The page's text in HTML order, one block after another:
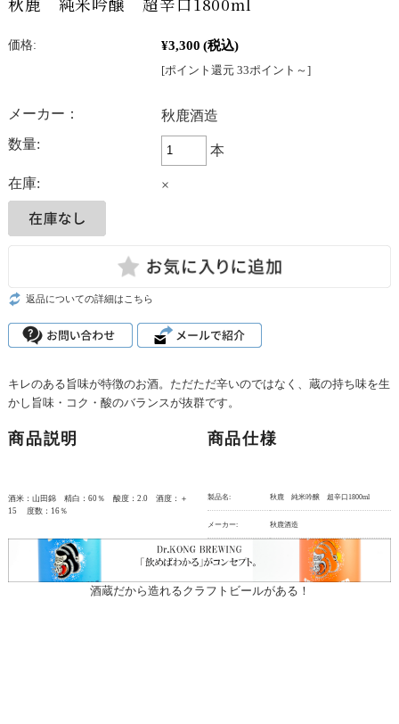
価格: ¥3,300 (税込)
[ポイント還元 33ポイント～]
メーカー：
秋鹿酒造
数量:
本
在庫: ×
返品についての詳細はこちら
キレのある旨味が特徴のお酒。ただただ辛いのではなく、蔵の持ち味を生
かし旨味・コク・酸のバランスが抜群です。
商品説明
酒米：山田錦 精白：60％ 酸度：2.0 酒度：＋
15 度数：16％
商品仕様
製品名: 秋鹿 純米吟醸 超辛口1800ml
メーカー: 秋鹿酒造
酒蔵だから造れるクラフトビールがある！